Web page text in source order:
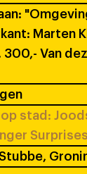
Marten
300,- Van
stad:
Stubbe,